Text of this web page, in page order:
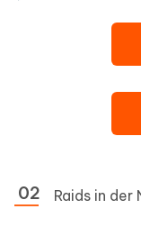
Raids in der